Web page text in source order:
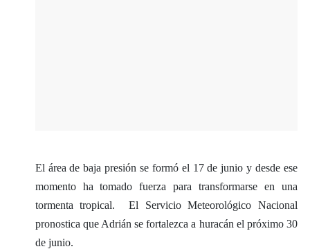
​El área de baja presión se formó el 17 de junio y desde ese
momento ha tomado fuerza para transformarse en una
tormenta tropical. El Servicio Meteorológico Nacional
pronostica que Adrián se fortalezca a huracán el próximo 30
de junio.